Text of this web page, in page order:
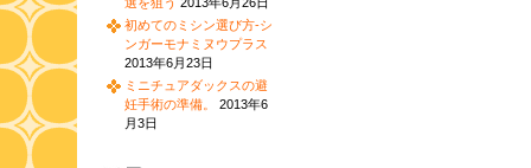
初めてのミシン選び方-シ
ンガーモナミヌウプラス
2013年6月23日
ミニチュアダックスの避
妊手術の準備。
2013年6
月3日